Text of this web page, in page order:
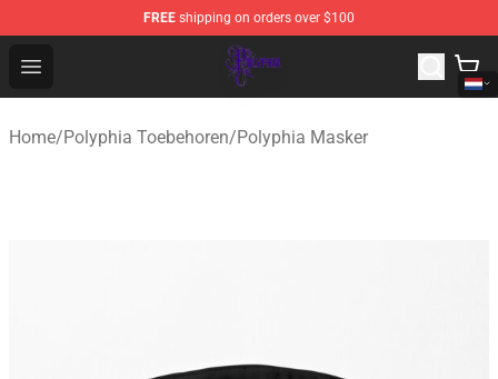
FREE shipping on orders over $100
Open menu
Polyphia Shop - Official Polyphia Merchandise Store
Home/Polyphia Toebehoren/Polyphia Masker